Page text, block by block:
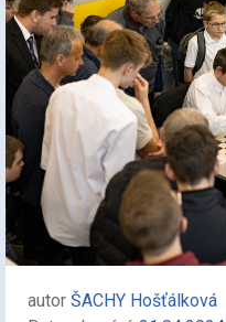
autor ŠACHY Hošťálková